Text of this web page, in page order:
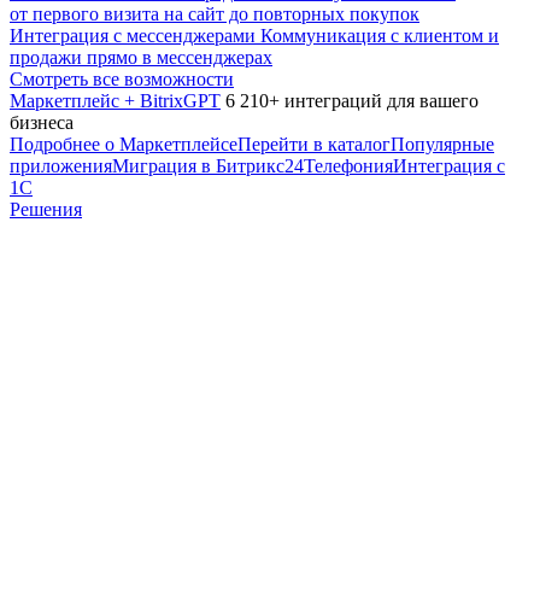
от первого визита на сайт до повторных покупок
Интеграция с мессенджерами Коммуникация с клиентом и
продажи прямо в мессенджерах
Смотреть все возможности
Маркетплейс + BitrixGPT 6 210+ интеграций для вашего
бизнеса
Подробнее о МаркетплейсеПерейти в каталогПопулярные
приложенияМиграция в Битрикс24ТелефонияИнтеграция с
1С
Решения